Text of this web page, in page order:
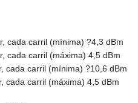
cada carril (mínima) ?4,3 dBm
cada carril (máxima) 4,5 dBm
cada carril (mínima) ?10,6 dBm
cada carril (máxima) 4,5 dBm